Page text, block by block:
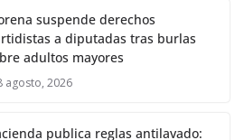
suspende derechos
a diputadas tras burlas
adultos mayores
agosto, 2026
publica reglas antilavado: